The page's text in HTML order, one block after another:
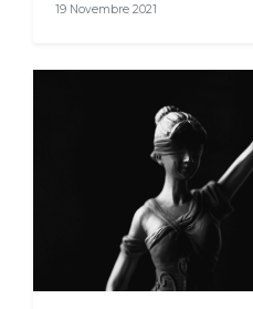
19 Novembre 2021